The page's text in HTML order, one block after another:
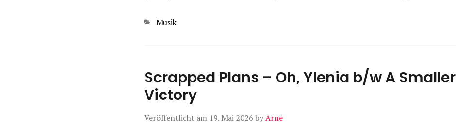
Kategorien
Musik
Scrapped Plans – Oh, Ylenia b/w A Smaller
Victory
Veröffentlicht am 19. Mai 2026 byArne